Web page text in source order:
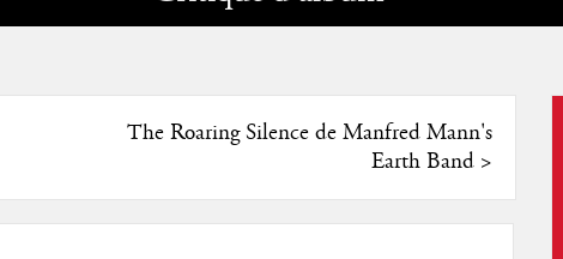
The Roaring Silence de Manfred Mann's
Earth Band>